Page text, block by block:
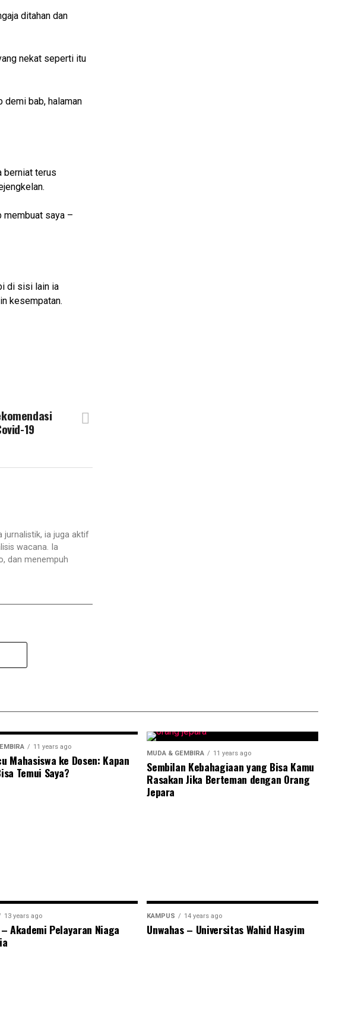
ditahan dan
nekat seperti itu
demi bab, halaman
berniat terus
membuat saya –
di sisi lain ia
kesempatan.
19
jurnalistik, ia juga aktif
wacana. Ia
dan menempuh
11 years ago
Mahasiswa ke Dosen: Kapan
Temui Saya?
MUDA & GEMBIRA 11 years ago
Sembilan Kebahagiaan yang Bisa Kamu
Rasakan Jika Berteman dengan Orang
Jepara
13 years ago
Akademi Pelayaran Niaga
KAMPUS 14 years ago
Unwahas – Universitas Wahid Hasyim